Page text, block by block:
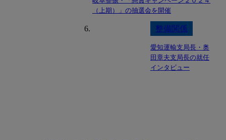
（上期）」の抽選会を開催
整備関係
愛知運輸支局長・奥
田章夫支局長の就任
インタビュー